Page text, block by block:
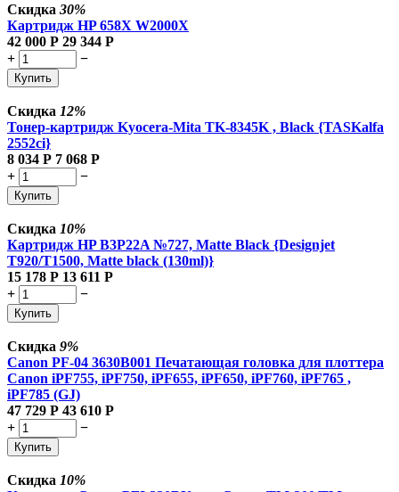
Скидка 30%
Картридж HP 658X W2000X
42 000 Р 29 344 Р
+
−
Купить
Скидка 12%
Тонер-картридж Kyocera-Mita TK-8345K , Black {TASKalfa
2552ci}
8 034 Р 7 068 Р
+
−
Купить
Скидка 10%
Картридж HP B3P22A №727, Matte Black {Designjet
T920/T1500, Matte black (130ml)}
15 178 Р 13 611 Р
+
−
Купить
Скидка 9%
Canon PF-04 3630B001 Печатающая головка для плоттера
Canon iPF755, iPF750, iPF655, iPF650, iPF760, iPF765 ,
iPF785 (GJ)
47 729 Р 43 610 Р
+
−
Купить
Скидка 10%